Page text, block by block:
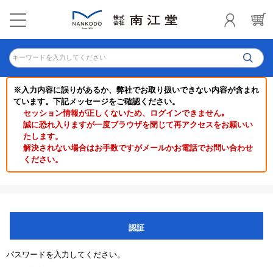
キーワードを入力してください
※入力内容に誤りがあるか、弊社でお取り扱いできない内容が含まれ
ています。下記メッセージをご確認ください。
セッション情報が正しくないため、ログインできません｡
誠に恐れ入りますが一度ブラウザを閉じて再アクセスをお願いい
たします。
解決されない場合はお手数ですがメールかお電話でお問い合わせ
ください。
認証
パスワードを入力してください。